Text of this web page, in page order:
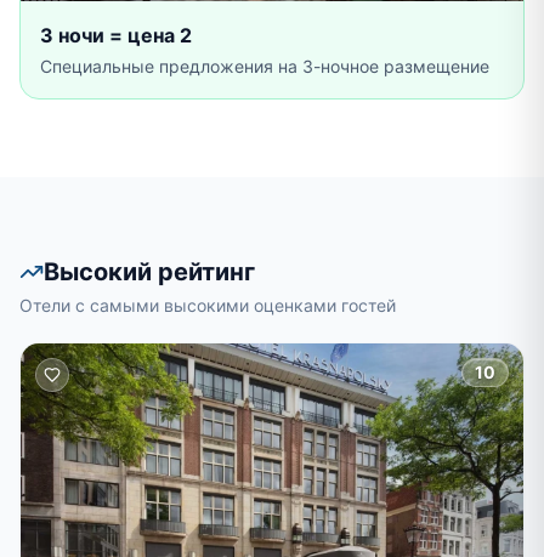
3 ночи = цена 2
Специальные предложения на 3-ночное размещение
Высокий рейтинг
Отели с самыми высокими оценками гостей
10